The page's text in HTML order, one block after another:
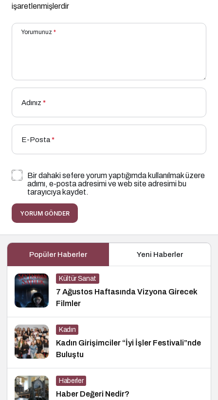
işaretlenmişlerdir
Yorumunuz *
Adınız *
E-Posta*
Bir dahaki sefere yorum yaptığımda kullanılmak üzere
adımı, e-posta adresimi ve web site adresimi bu
tarayıcıya kaydet.
YORUM GÖNDER
Popüler Haberler Yeni Haberler
Kültür Sanat
7 Ağustos Haftasında Vizyona Girecek
Filmler
Kadın
Kadın Girişimciler “İyi İşler Festivali”nde
Buluştu
Haberler
Haber Değeri Nedir?